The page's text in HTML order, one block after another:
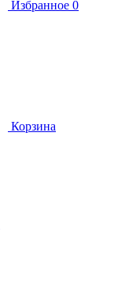
Избранное 0
Корзина